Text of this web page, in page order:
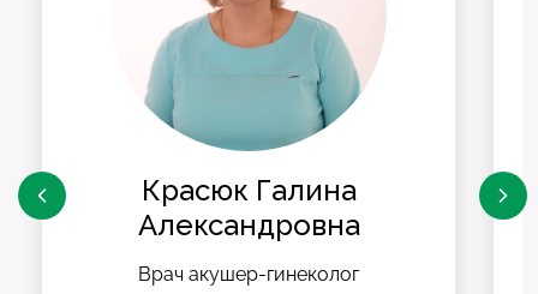
Красюк Галина
Александровна
Врач акушер-гинеколог